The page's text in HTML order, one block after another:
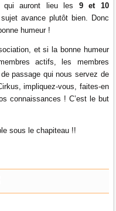
auront lieu les 9 et 10
sujet avance plutôt bien. Donc
humeur !
et si la bonne humeur
actifs, les membres
passage qui nous servez de
impliquez-vous, faites-en
connaissances ! C’est le but
sous le chapiteau !!